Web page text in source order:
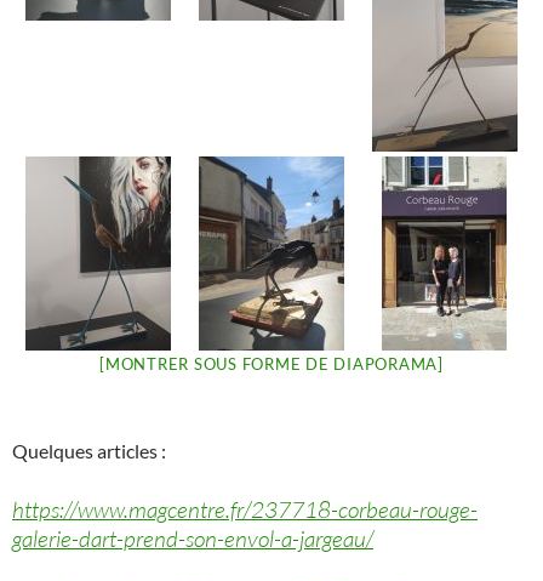
[MONTRER SOUS FORME DE DIAPORAMA]
Quelques articles :
https://www.magcentre.fr/237718-corbeau-rouge-
galerie-dart-prend-son-envol-a-jargeau/